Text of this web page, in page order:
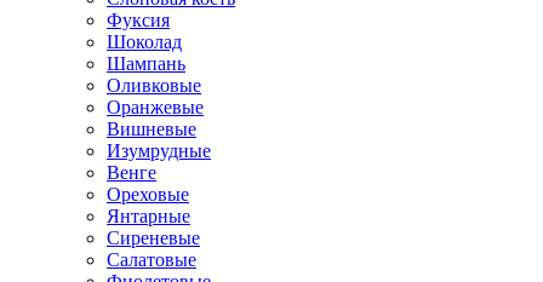
Фуксия
Шоколад
Шампань
Оливковые
Оранжевые
Вишневые
Изумрудные
Венге
Ореховые
Янтарные
Сиреневые
Салатовые